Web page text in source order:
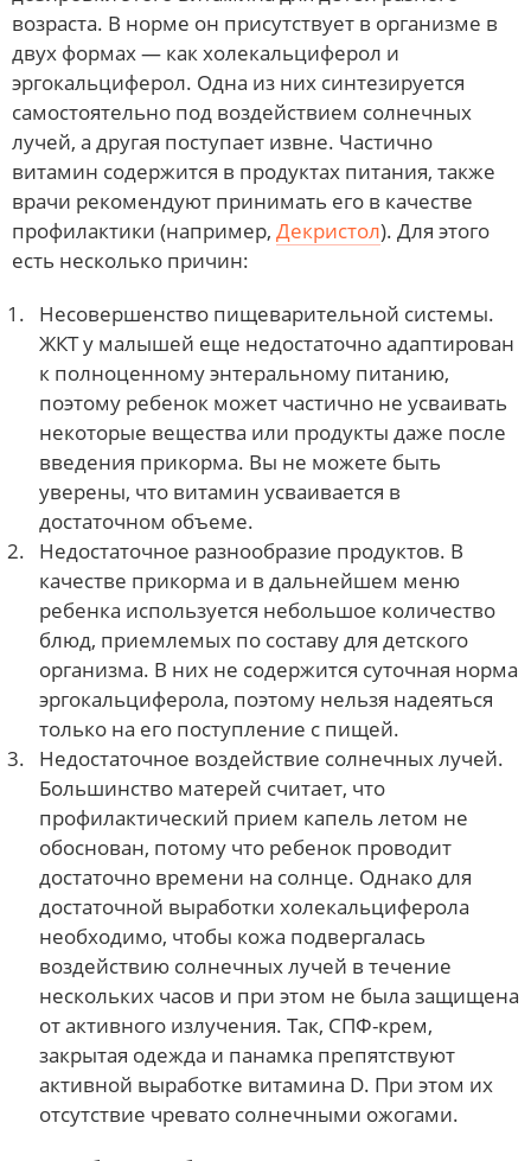
возраста. В норме он присутствует в организме в
двух формах — как холекальциферол и
эргокальциферол. Одна из них синтезируется
самостоятельно под воздействием солнечных
лучей, а другая поступает извне. Частично
витамин содержится в продуктах питания, также
врачи рекомендуют принимать его в качестве
профилактики (например, Декристол). Для этого
есть несколько причин:
Несовершенство пищеварительной системы.
ЖКТ у малышей еще недостаточно адаптирован
к полноценному энтеральному питанию,
поэтому ребенок может частично не усваивать
некоторые вещества или продукты даже после
введения прикорма. Вы не можете быть
уверены, что витамин усваивается в
достаточном объеме.
Недостаточное разнообразие продуктов. В
качестве прикорма и в дальнейшем меню
ребенка используется небольшое количество
блюд, приемлемых по составу для детского
организма. В них не содержится суточная норма
эргокальциферола, поэтому нельзя надеяться
только на его поступление с пищей.
Недостаточное воздействие солнечных лучей.
Большинство матерей считает, что
профилактический прием капель летом не
обоснован, потому что ребенок проводит
достаточно времени на солнце. Однако для
достаточной выработки холекальциферола
необходимо, чтобы кожа подвергалась
воздействию солнечных лучей в течение
нескольких часов и при этом не была защищена
от активного излучения. Так, СПФ-крем,
закрытая одежда и панамка препятствуют
активной выработке витамина D. При этом их
отсутствие чревато солнечными ожогами.